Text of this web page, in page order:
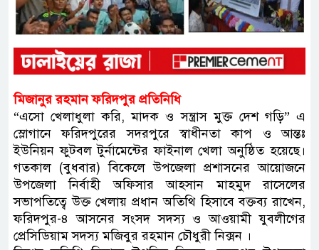
মিজানুর রহমান ফরিদপুর প্রতিনিধি
“এসো খেলাধুলা করি, মাদক ও সন্ত্রাস মুক্ত দেশ গড়ি” এ
স্লোগানে ফরিদপুরের সদরপুরে স্বাধীনতা কাপ ও আন্তঃ
ইউনিয়ন ফুটবল টুর্নামেন্টের ফাইনাল খেলা অনুষ্ঠিত হয়েছে।
গতকাল (বুধবার) বিকেলে উপজেলা প্রশাসনের আয়োজনে
উপজেলা নির্বাহী অফিসার আহসান মাহমুদ রাসেলের
সভাপতিত্বে উক্ত খেলায় প্রধান অতিথি হিসাবে বক্তব্য রাখেন,
ফরিদপুর-৪ আসনের সংসদ সদস্য ও আওয়ামী যুবলীগের
প্রেসিডিয়াম সদস্য মজিবুর রহমান চৌধুরী নিক্সন ।